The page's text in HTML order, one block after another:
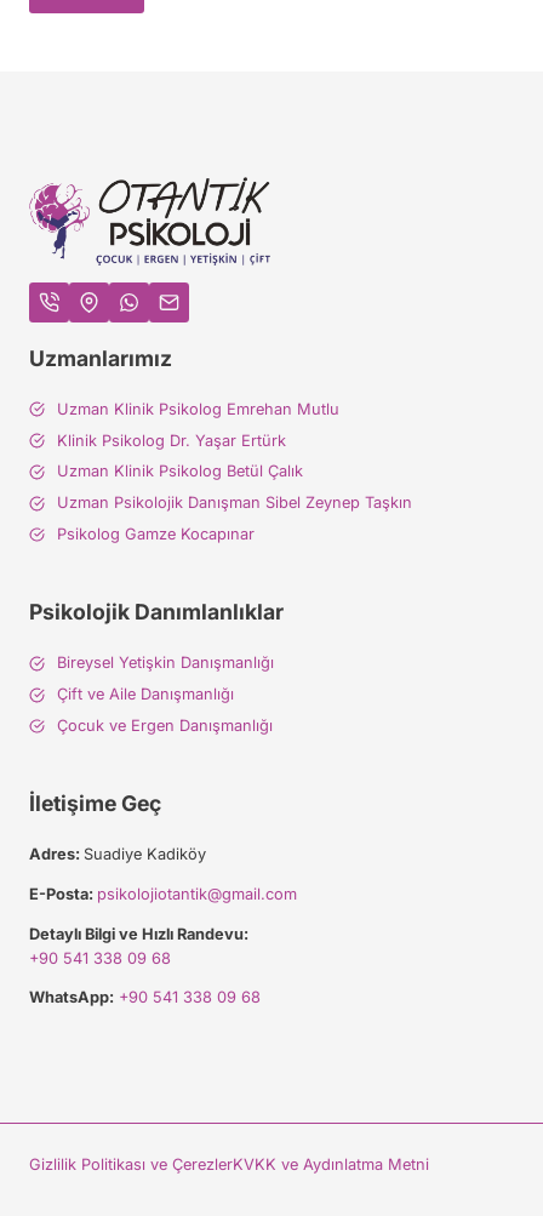
Uzmanlarımız
Uzman Klinik Psikolog Emrehan Mutlu
Klinik Psikolog Dr. Yaşar Ertürk
Uzman Klinik Psikolog Betül Çalık
Uzman Psikolojik Danışman Sibel Zeynep Taşkın
Psikolog Gamze Kocapınar
Psikolojik Danımlanlıklar
Bireysel Yetişkin Danışmanlığı
Çift ve Aile Danışmanlığı
Çocuk ve Ergen Danışmanlığı
İletişime Geç
Adres: Suadiye Kadiköy
E-Posta: psikolojiotantik@gmail.com
Detaylı Bilgi ve Hızlı Randevu:
+90 541 338 09 68
WhatsApp: +90 541 338 09 68
Gizlilik Politikası ve ÇerezlerKVKK ve Aydınlatma Metni